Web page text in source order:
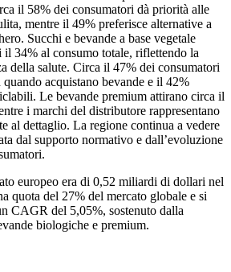
il 58% dei consumatori dà priorità alle
mentre il 49% preferisce alternative a
Succhi e bevande a base vegetale
il 34% al consumo totale, riflettendo la
della salute. Circa il 47% dei consumatori
acquistano bevande e il 42%
Le bevande premium attirano circa il
i marchi del distributore rappresentano
al dettaglio. La regione continua a vedere
dal supporto normativo e dall’evoluzione
europeo era di 0,52 miliardi di dollari nel
quota del 27% del mercato globale e si
CAGR del 5,05%, sostenuto dalla
biologiche e premium.